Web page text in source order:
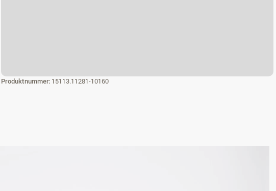
Produktnummer: 15113.11281-10160